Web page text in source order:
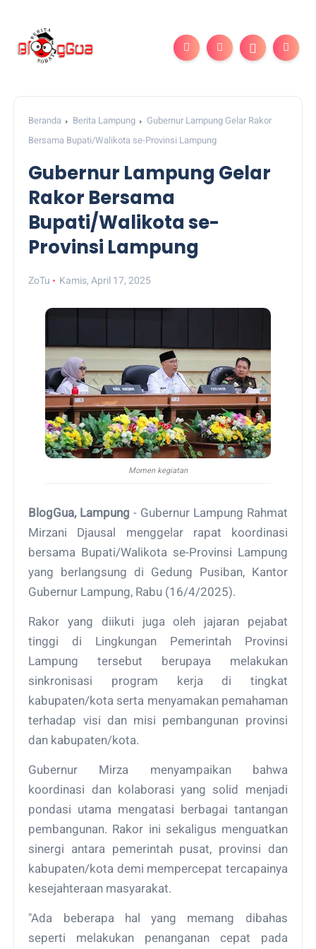
Beranda Berita Lampung
Gubernur Lampung Gelar Rakor
Bersama Bupati/Walikota se-Provinsi Lampung
Gubernur Lampung Gelar
Rakor Bersama
Bupati/Walikota se-
Provinsi Lampung
ZoTu Kamis, April 17, 2025
Momen kegiatan
BlogGua, Lampung - Gubernur Lampung Rahmat
Mirzani Djausal menggelar rapat koordinasi
bersama Bupati/Walikota se-Provinsi Lampung
yang berlangsung di Gedung Pusiban, Kantor
Gubernur Lampung, Rabu (16/4/2025).
Rakor yang diikuti juga oleh jajaran pejabat
tinggi di Lingkungan Pemerintah Provinsi
Lampung tersebut berupaya melakukan
sinkronisasi program kerja di tingkat
kabupaten/kota serta menyamakan pemahaman
terhadap visi dan misi pembangunan provinsi
dan kabupaten/kota.
Gubernur Mirza menyampaikan bahwa
koordinasi dan kolaborasi yang solid menjadi
pondasi utama mengatasi berbagai tantangan
pembangunan. Rakor ini sekaligus menguatkan
sinergi antara pemerintah pusat, provinsi dan
kabupaten/kota demi mempercepat tercapainya
kesejahteraan masyarakat.
"Ada beberapa hal yang memang dibahas
seperti melakukan penanganan cepat pada